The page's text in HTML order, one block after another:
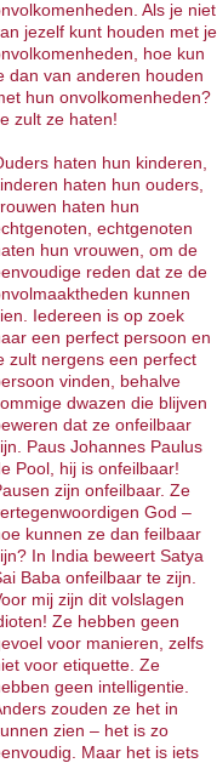
Als je niet
jezelf kunt houden met je
hoe kun
dan van anderen houden
hun onvolkomenheden?
zult ze haten!
haten hun kinderen,
haten hun ouders,
haten hun
echtgenoten
hun vrouwen, om de
reden dat ze de
kunnen
Iedereen is op zoek
een perfect persoon en
zult nergens een perfect
vinden, behalve
dwazen die blijven
dat ze onfeilbaar
Paus Johannes Paulus
Pool, hij is onfeilbaar!
zijn onfeilbaar. Ze
God –
kunnen ze dan feilbaar
In India beweert Satya
Baba onfeilbaar te zijn.
mij zijn dit volslagen
Ze hebben geen
voor manieren, zelfs
voor etiquette. Ze
geen intelligentie.
zouden ze het in
zien – het is zo
Maar het is iets